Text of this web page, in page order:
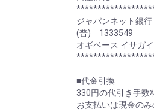
ジャパンネット銀
(普) 1333549
オギベース イサガ
■代金引換
330円の代引き手数
お支払いは現金のみ